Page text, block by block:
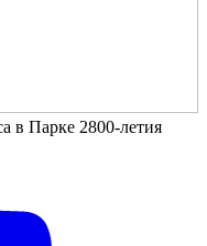
в Парке 2800-летия